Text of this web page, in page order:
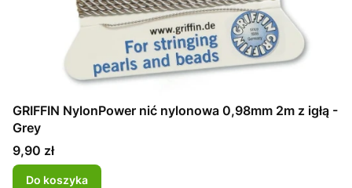
GRIFFIN NylonPower nić nylonowa 0,98mm 2m z igłą -
Grey
Cena
9,90 zł
Do koszyka